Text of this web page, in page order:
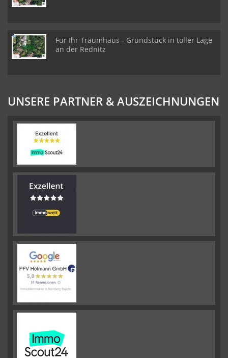
Für Ihr Traumhaus - Grundstück in toller Lage
an der Rednitz
UNSERE PARTNER & AUSZEICHNUNGEN